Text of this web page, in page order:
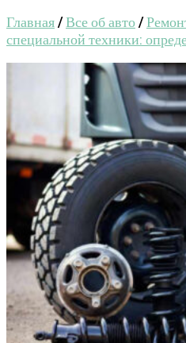
Главная/Все об авто/
специальной техники: